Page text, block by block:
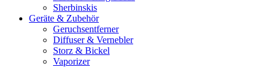
Sherbinskis
Geräte & Zubehör
Geruchsentferner
Diffuser & Vernebler
Storz & Bickel
Vaporizer